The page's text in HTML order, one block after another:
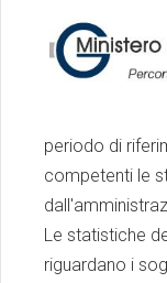
periodo di
competenti le
Le statistiche
riguardano i